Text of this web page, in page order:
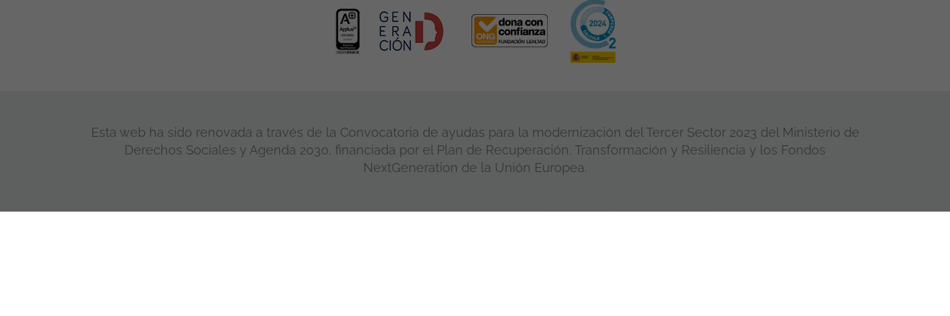
Esta web ha sido renovada a través de la Convocatoria de ayudas para la modernización del Tercer Sector 2023 del Ministerio de
Derechos Sociales y Agenda 2030, financiada por el Plan de Recuperación, Transformación y Resiliencia y los Fondos
NextGeneration de la Unión Europea.